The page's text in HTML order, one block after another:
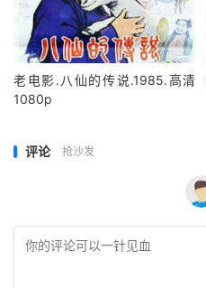
老电影.八仙的传说.1985.高清
1080p
评论 抢沙发